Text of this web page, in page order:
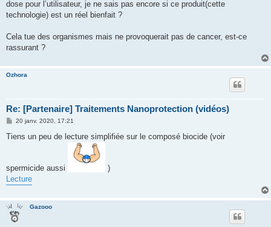
dose pour l’utilisateur, je ne sais pas encore si ce produit(cette
technologie) est un réel bienfait ?
Cela tue des organismes mais ne provoquerait pas de cancer, est-ce
rassurant ?
Ozhora
Re: [Partenaire] Traitements Nanoprotection (vidéos)
M
s
20 janv. 2020, 17:21
Tiens un peu de lecture simplifiée sur le composé biocide (voir
spermicide aussi
)
Lecture
Gazooo